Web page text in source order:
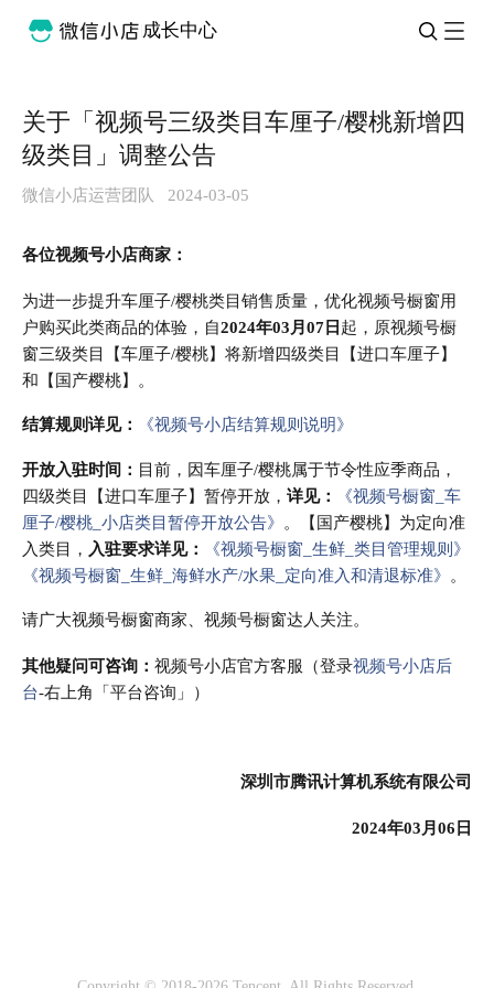
成长中心
关于「视频号三级类目车厘子/樱桃新增四
级类目」调整公告
微信小店运营团队 2024-03-05
各位视频号小店商家：
为进一步提升车厘子/樱桃类目销售质量，优化视频号橱窗用
户购买此类商品的体验，自2024年03月07日 起，原视频号橱
窗三级类目【车厘子/樱桃】将新增四级类目【进口车厘子】
和【国产樱桃】。
结算规则详见： 《视频号小店结算规则说明》
开放入驻时间： 目前，因车厘子/樱桃属于节令性应季商品，
四级类目【进口车厘子】暂停开放， 详见：
《视频号橱窗_车
厘子/樱桃_小店类目暂停开放公告》
。【国产樱桃】为定向准
入类目， 入驻要求详见：
《视频号橱窗_生鲜_类目管理规则》
《视频号橱窗_生鲜_海鲜水产/水果_定向准入和清退标准》
。
请广大视频号橱窗商家、视频号橱窗达人关注。
其他疑问可咨询： 视频号小店官方客服（登录视频号小店后
台-右上角「平台咨询」）
深圳市腾讯计算机系统有限公司
2024年03月06日